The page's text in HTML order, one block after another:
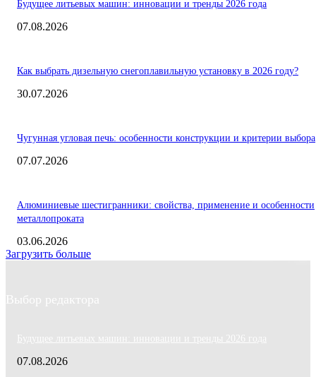
Будущее литьевых машин: инновации и тренды 2026 года
07.08.2026
Как выбрать дизельную снегоплавильную установку в 2026 году?
30.07.2026
Чугунная угловая печь: особенности конструкции и критерии выбора
07.07.2026
Алюминиевые шестигранники: свойства, применение и особенности
металлопроката
03.06.2026
Загрузить больше
Выбор редактора
Будущее литьевых машин: инновации и тренды 2026 года
07.08.2026